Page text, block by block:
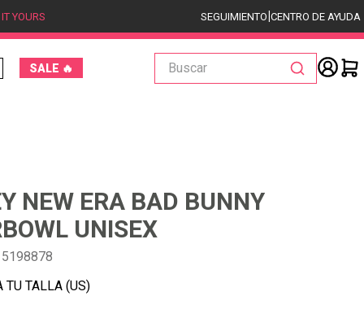
YOURS SEGUIMIENTO|CENTRO DE AYUDA
SALE 🔥
Buscar
NEW ERA BAD BUNNY
UNISEX